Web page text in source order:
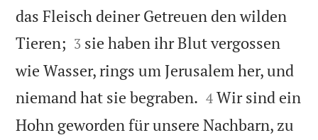
das Fleisch deiner Getreuen den wilden
Tieren; 

3 sie haben ihr Blut vergossen
wie Wasser, rings um Jerusalem her, und
niemand hat sie begraben. 

4 Wir sind ein
Hohn geworden für unsere Nachbarn, zu